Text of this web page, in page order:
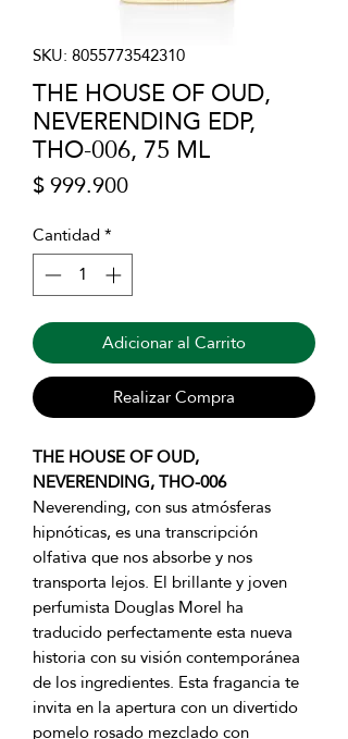
SKU: 8055773542310
THE HOUSE OF OUD,
NEVERENDING EDP,
THO-006, 75 ML
$ 999.900Precio
Cantidad*
Adicionar al Carrito
Realizar Compra
THE HOUSE OF OUD,
NEVERENDING, THO-006
Neverending, con sus atmósferas
hipnóticas, es una transcripción
olfativa que nos absorbe y nos
transporta lejos. El brillante y joven
perfumista Douglas Morel ha
traducido perfectamente esta nueva
historia con su visión contemporánea
de los ingredientes. Esta fragancia te
invita en la apertura con un divertido
pomelo rosado mezclado con